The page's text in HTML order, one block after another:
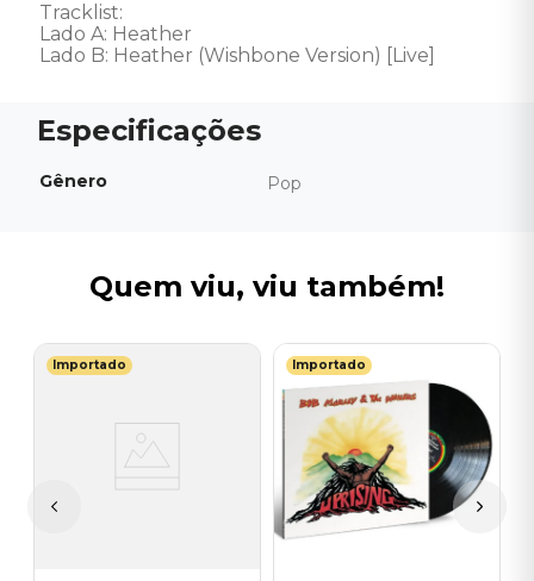
Tracklist:
Lado A: Heather
Lado B: Heather (Wishbone Version) [Live]
Gênero Pop
Quem viu, viu também!
Importado Importado